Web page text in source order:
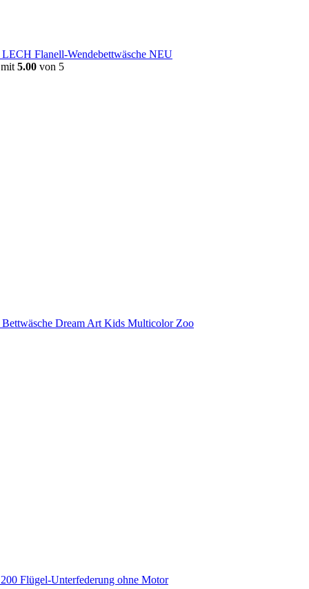
LECH Flanell-Wendebettwäsche NEU
5.00 von 5
Bettwäsche Dream Art Kids Multicolor Zoo
Flügel-Unterfederung ohne Motor